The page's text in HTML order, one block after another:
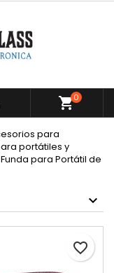
0
para
portátiles y
Funda para Portátil de
favorite_border
lista de deseos
en su
Iniciar sesión